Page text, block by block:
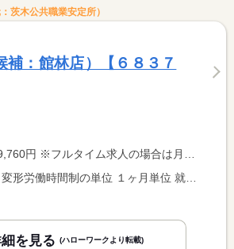
茨木公共職業安定所）
補：館林店）【６８３７
人の場合は月額（換算額）、パート求人の場合は時間額を表示しています。
変形労働時間制 変形労働時間制の単位 １ヶ月単位 就業時間１ 9時00分〜18時30分 就業時間に関する特記事項 ＊週４４時間 特例措置事業所 <BR> ＊勤務時間は週４４時間となるよう調整します。
を見る (ハローワークより転載)